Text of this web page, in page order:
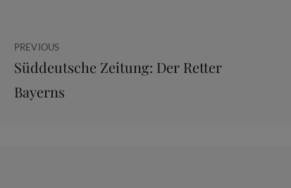
Previous
Post
PREVIOUS
Süddeutsche Zeitung: Der Retter
Bayerns